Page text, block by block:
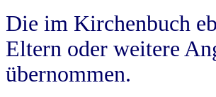
Die im Kirchenbuch
Eltern oder weitere
übernommen.